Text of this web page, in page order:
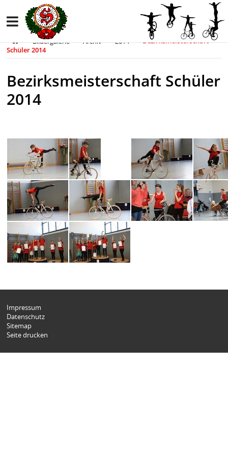
Bildergalerie Archiv 2014
Bezirksmeisterschaft
Schüler 2014
Bezirksmeisterschaft Schüler
2014
Impressum
Datenschutz
Sitemap
Seite drucken